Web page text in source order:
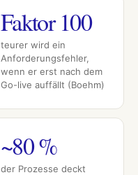
Faktor 100
teurer wird ein
Anforderungsfehler,
wenn er erst nach dem
Go-live auffällt (Boehm)
~80 %
der Prozesse deckt